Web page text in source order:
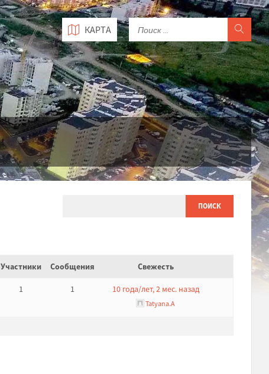
КАРТА
Участники Сообщения Свежесть
1 1 10 года/лет, 2 мес. назад
Tatyana.A